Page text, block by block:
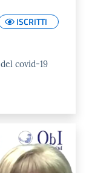
ISCRITTI
covid-19